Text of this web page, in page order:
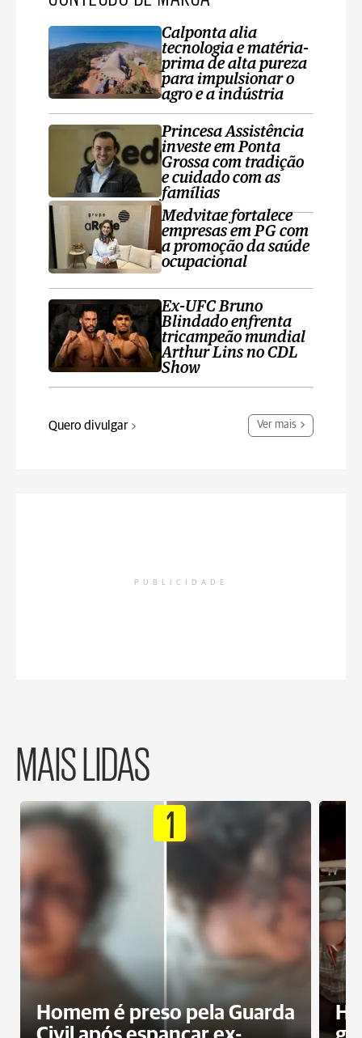
Calponta alia
tecnologia e matéria-
prima de alta pureza
para impulsionar o
agro e a indústria
Princesa Assistência
investe em Ponta
Grossa com tradição
e cuidado com as
famílias
Medvitae fortalece
empresas em PG com
a promoção da saúde
ocupacional
Ex-UFC Bruno
Blindado enfrenta
tricampeão mundial
Arthur Lins no CDL
Show
Quero divulgar Ver mais
PUBLICIDADE
MAIS LIDAS
1
Homem é preso pela Guarda